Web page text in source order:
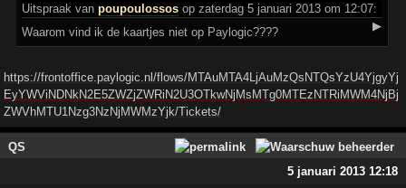
Uitspraak vanpoupoulossos op zaterdag 5 januari 2013 om 12:07:
▶
Waarom vind ik de kaartjes niet op Paylogic????
https://frontoffice.paylogic.nl/flows/MTAuMTA4LjAuMzQsNTQsYzU4YjgyYj
EyYWViNDNkN2E5ZWZjZWRiN2U3OTkwNjMsMTg0MTEzNTRiMWM4NjBj
ZWVhMTU1Nzg3NzNjMWMzYjk/Tickets/
QS
5 januari 2013 12:18